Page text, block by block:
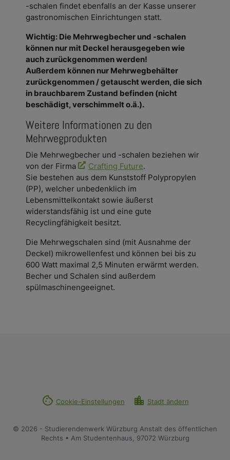
-schalen findet ebenfalls an der Kasse unserer
gastronomischen Einrichtungen statt.
Wichtig: Die Mehrwegbecher und -schalen
können nur mit Deckel herausgegeben wie
auch zurückgenommen werden!
Außerdem können nur Mehrwegbehälter
zurückgenommen / getauscht werden, die sich
in brauchbarem Zustand befinden (nicht
beschädigt, verschimmelt o.ä.).
Weitere Informationen zu den
Mehrwegprodukten
Die Mehrwegbecher und -schalen beziehen wir
von der Firma
Crafting Future.
Sie bestehen aus dem Kunststoff Polypropylen
(PP), welcher unbedenklich im
Lebensmittelkontakt sowie äußerst
widerstandsfähig ist und eine gute
Recyclingfähigkeit besitzt.
Die Mehrwegschalen sind (mit Ausnahme der
Deckel) mikrowellenfest und können bei bis zu
600 Watt maximal 2,5 Minuten erwärmt werden.
Becher und Schalen sind außerdem
spülmaschinengeeignet.
cookie Cookie-Einstellungen location_city Stadt ändern
© 2026 - Studierendenwerk Würzburg Anstalt des öffentlichen
Rechts • Am Studentenhaus, 97072 Würzburg